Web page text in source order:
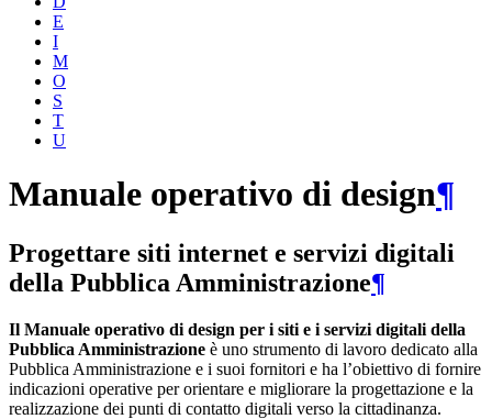
E
I
M
O
S
T
U
Manuale operativo di design¶
Progettare siti internet e servizi digitali
della Pubblica Amministrazione¶
Il Manuale operativo di design per i siti e i servizi digitali della
Pubblica Amministrazione è uno strumento di lavoro dedicato alla
Pubblica Amministrazione e i suoi fornitori e ha l’obiettivo di fornire
indicazioni operative per orientare e migliorare la progettazione e la
realizzazione dei punti di contatto digitali verso la cittadinanza.